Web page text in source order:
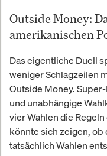
Outside Money:
amerikanischen
Das eigentliche Duell
weniger Schlagzeilen
Outside Money.
und unabhängige
vier Wahlen die
könnte sich zeigen,
tatsächlich Wahlen